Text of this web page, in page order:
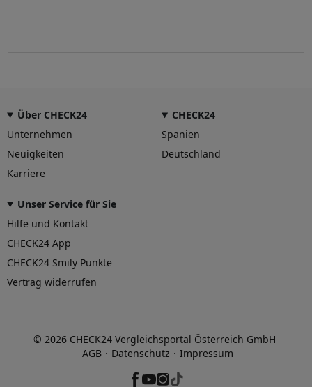
Über CHECK24
Unternehmen
Neuigkeiten
Karriere
CHECK24
Spanien
Deutschland
Unser Service für Sie
Hilfe und Kontakt
CHECK24 App
CHECK24 Smily Punkte
Vertrag widerrufen
© 2026 CHECK24 Vergleichsportal Österreich GmbH
AGB
Datenschutz Impressum